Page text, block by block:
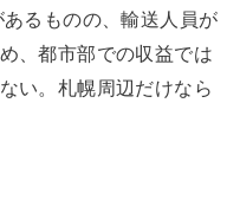
るものの、輸送人員が
、都市部での収益では
い。札幌周辺だけなら